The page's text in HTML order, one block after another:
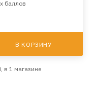
баллов
В КОРЗИНУ
в 1 магазине